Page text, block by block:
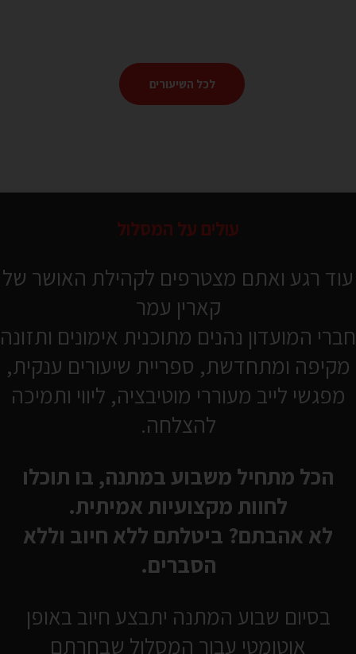
בינוני
מזרן, משקולות
מיטל גבאי
לכל השיעורים
עולים על המסלול
עוד רגע ואתם מצטרפים לקהילת האושר של
קארין עמר
חברי המועדון נהנים מתוכנית אימונים ותזונה
מקיפה ומתחדשת, ספריית שיעורים ענקית,
מפגשי לייב מעוררי מוטיבציה, ליווי ותמיכה
להצלחה.
הכל מתחיל משבוע במתנה, בו תוכלו
לחוות מקצועיות אמיתית.
לא אהבתם? ביטלתם ללא חיוב וללא
הסברים.
בסיום שבוע המתנה יתבצע חיוב באופן
אוטומטי עבור המסלול שבחרתם